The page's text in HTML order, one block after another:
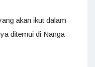
akan ikut dalam
ditemui di Nanga